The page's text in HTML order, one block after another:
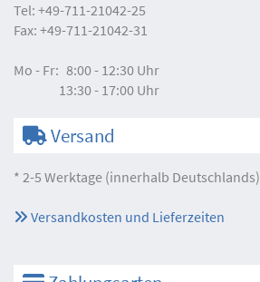
Tel: +49-711-21042-25
Fax: +49-711-21042-31
Mo - Fr: 8:00 - 12:30 Uhr
13:30 - 17:00 Uhr
Versand
* 2-5 Werktage (innerhalb Deutschlands)
Versandkosten und Lieferzeiten